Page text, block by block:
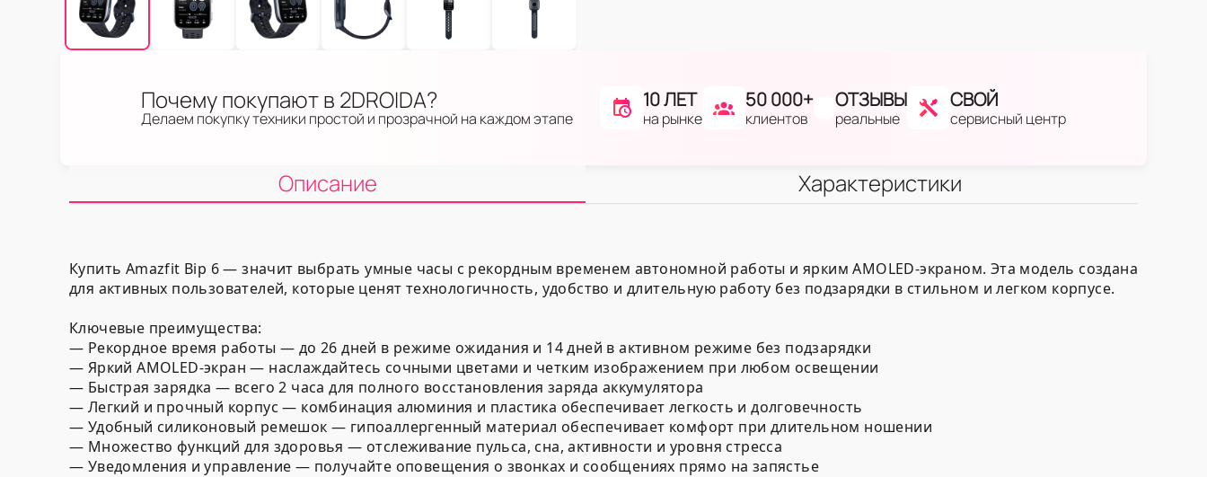
Почему покупают в 2DROIDA?
Делаем покупку техники простой и прозрачной на каждом этапе
10 ЛЕТ
на рынке
50 000+
клиентов
ОТЗЫВЫ
реальные
СВОЙ
сервисный центр
Описание Характеристики
Купить Amazfit Bip 6 — значит выбрать умные часы с рекордным временем автономной работы и ярким AMOLED-экраном. Эта модель создана
для активных пользователей, которые ценят технологичность, удобство и длительную работу без подзарядки в стильном и легком корпусе.
Ключевые преимущества:
— Рекордное время работы — до 26 дней в режиме ожидания и 14 дней в активном режиме без подзарядки
— Яркий AMOLED-экран — наслаждайтесь сочными цветами и четким изображением при любом освещении
— Быстрая зарядка — всего 2 часа для полного восстановления заряда аккумулятора
— Легкий и прочный корпус — комбинация алюминия и пластика обеспечивает легкость и долговечность
— Удобный силиконовый ремешок — гипоаллергенный материал обеспечивает комфорт при длительном ношении
— Множество функций для здоровья — отслеживание пульса, сна, активности и уровня стресса
— Уведомления и управление — получайте оповещения о звонках и сообщениях прямо на запястье